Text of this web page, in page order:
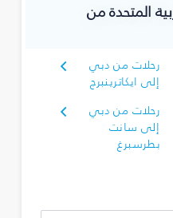
المتحدة من
رحلات من دبي
إلى ايكاترينبرج
رحلات من دبي
إلى سانت
بطرسبرغ